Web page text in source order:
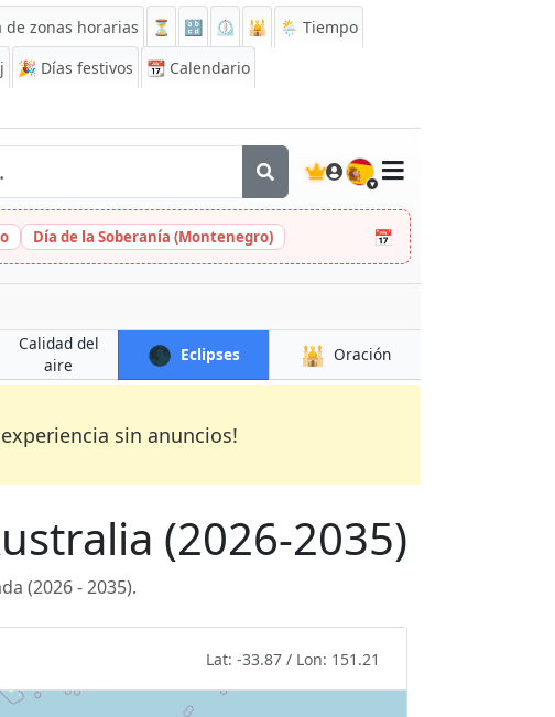
de zonas horarias ⏳ 🔡 ⏲️ 🕌
🌦️ Tiempo
🎉 Días festivos 📆 Calendario
🇪🇸
Día de la Soberanía (Montenegro) 📅
Calidad del
aire
🌑 Eclipses 🕌 Oración
sin anuncios!
(2026-2035)
(2026 - 2035).
Lat: -33.87 / Lon: 151.21